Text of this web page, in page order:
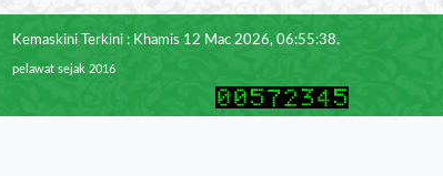
Kemaskini Terkini : Khamis 12 Mac 2026, 06:55:38.
pelawat sejak 2016